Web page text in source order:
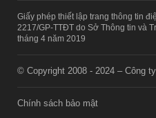
Giấy phép thiết lập trang thông tin
2217/GP-TTĐT do Sở Thông tin và
tháng 4 năm 2019
© Copyright 2008 - 2024 – Công
Chính sách bảo mật